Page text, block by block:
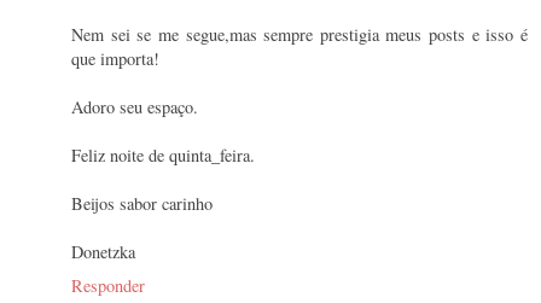
Nem sei se me segue,mas sempre prestigia meus posts e isso é
que importa!
Adoro seu espaço.
Feliz noite de quinta_feira.
Beijos sabor carinho
Donetzka
Responder